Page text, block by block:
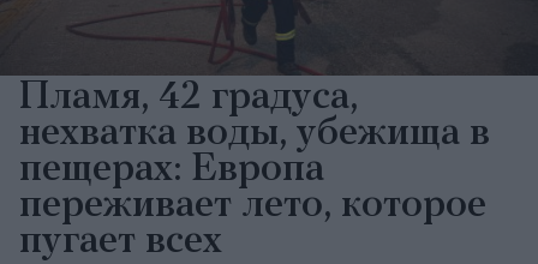
Пламя, 42 градуса,
нехватка воды, убежища в
пещерах: Европа
переживает лето, которое
пугает всех